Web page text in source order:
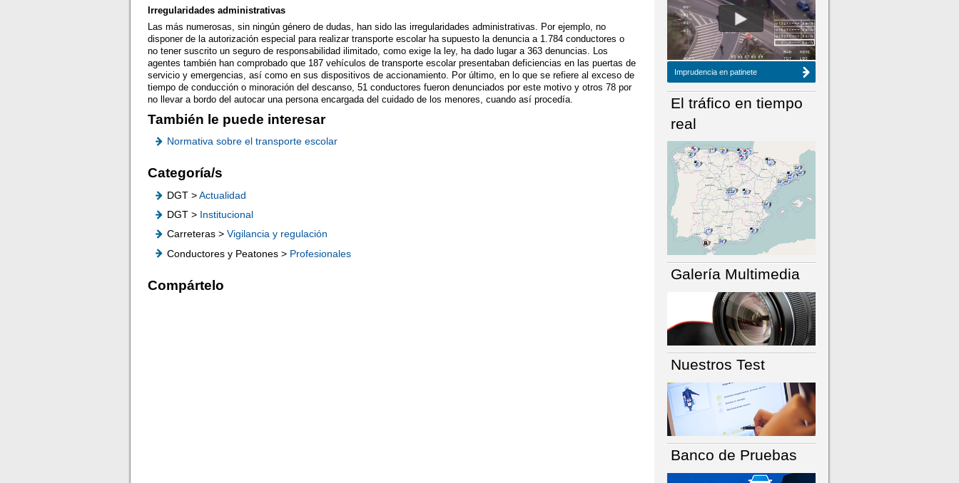
Irregularidades administrativas
Las más numerosas, sin ningún género de dudas, han sido las irregularidades administrativas. Por ejemplo, no
disponer de la autorización especial para realizar transporte escolar ha supuesto la denuncia a 1.784 conductores o
no tener suscrito un seguro de responsabilidad ilimitado, como exige la ley, ha dado lugar a 363 denuncias. Los
agentes también han comprobado que 187 vehículos de transporte escolar presentaban deficiencias en las puertas de
servicio y emergencias, así como en sus dispositivos de accionamiento. Por último, en lo que se refiere al exceso de
tiempo de conducción o minoración del descanso, 51 conductores fueron denunciados por este motivo y otros 78 por
no llevar a bordo del autocar una persona encargada del cuidado de los menores, cuando así procedía.
También le puede interesar
Normativa sobre el transporte escolar
Categoría/s
DGT >Actualidad
DGT > Institucional
Carreteras >Vigilancia y regulación
Conductores y Peatones > Profesionales
Compártelo
NÚMERO ACTUAL HEMEROTECA
Imprudencia en patinete
El tráfico en tiempo
real
Galería Multimedia
Nuestros Test
Banco de Pruebas